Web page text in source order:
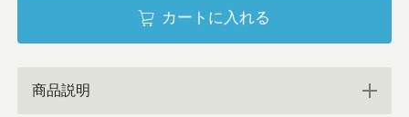
カートに入れる
商品説明